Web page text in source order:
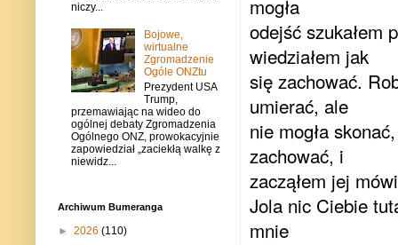
mogła
odejść szukałem
wiedziałem jak
się zachować.
umierać, ale
nie mogła
zachować, i
zacząłem jej
Jola nic Ciebie
mnie
niczy...
Bojowe,
wirtualne
Zgromadzenie
Ogóle ONZtu
Prezydent USA
Trump,
przemawiając na wideo do
ogólnej debaty Zgromadzenia
Ogólnego ONZ, prowokacyjnie
zapowiedział „zaciekłą walkę z
niewidz...
Archiwum Bumeranga
► 2026 (110)